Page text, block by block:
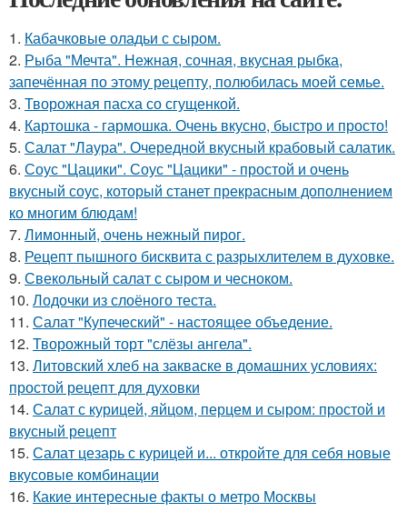
1. Кабачковые оладьи с сыром.
2. Рыба "Мечта". Нежная, сочная, вкусная рыбка,
запечённая по этому рецепту, полюбилась моей семье.
3. Творожная пасха со сгущенкой.
4. Картошка - гармошка. Очень вкусно, быстро и просто!
5. Салат "Лаура". Очередной вкусный крабовый салатик.
6. Соус "Цацики". Соус "Цацики" - простой и очень
вкусный соус, который станет прекрасным дополнением
ко многим блюдам!
7. Лимонный, очень нежный пирог.
8. Рецепт пышного бисквита с разрыхлителем в духовке.
9. Свекольный салат с сыром и чесноком.
10. Лодочки из слоёного теста.
11. Салат "Купеческий" - настоящее объедение.
12. Творожный торт "слёзы ангела".
13. Литовский хлеб на закваске в домашних условиях:
простой рецепт для духовки
14. Салат с курицей, яйцом, перцем и сыром: простой и
вкусный рецепт
15. Салат цезарь с курицей и... откройте для себя новые
вкусовые комбинации
16. Какие интересные факты о метро Москвы